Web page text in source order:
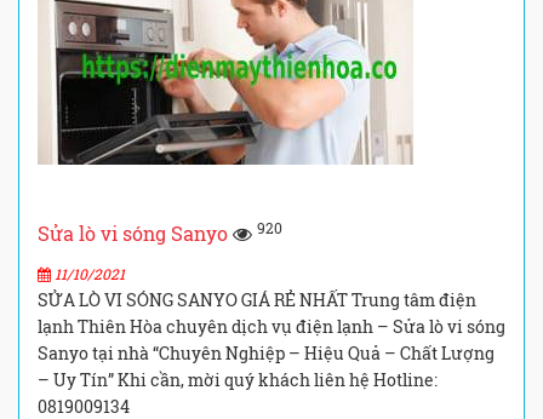
Sửa lò vi sóng Sanyo 920
11/10/2021
SỬA LÒ VI SÓNG SANYO GIÁ RẺ NHẤT Trung tâm điện
lạnh Thiên Hòa chuyên dịch vụ điện lạnh – Sửa lò vi sóng
Sanyo tại nhà “Chuyên Nghiệp – Hiệu Quả – Chất Lượng
– Uy Tín” Khi cần, mời quý khách liên hệ Hotline:
0819009134